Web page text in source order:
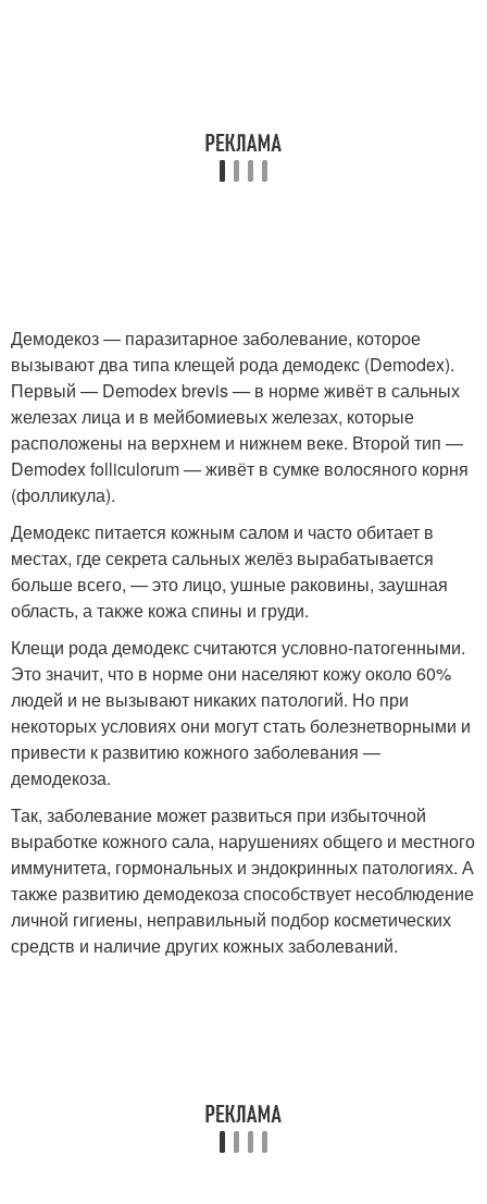
Демодекоз — паразитарное заболевание, которое
вызывают два типа клещей рода демодекс (Demodex).
Первый — Demodex brevis — в норме живёт в сальных
железах лица и в мейбомиевых железах, которые
расположены на верхнем и нижнем веке. Второй тип —
Demodex folliculorum — живёт в сумке волосяного корня
(фолликула).
Демодекс питается кожным салом и часто обитает в
местах, где секрета сальных желёз вырабатывается
больше всего, — это лицо, ушные раковины, заушная
область, а также кожа спины и груди.
Клещи рода демодекс считаются условно-патогенными.
Это значит, что в норме они населяют кожу около 60%
людей и не вызывают никаких патологий. Но при
некоторых условиях они могут стать болезнетворными и
привести к развитию кожного заболевания —
демодекоза.
Так, заболевание может развиться при избыточной
выработке кожного сала, нарушениях общего и местного
иммунитета, гормональных и эндокринных патологиях. А
также развитию демодекоза способствует несоблюдение
личной гигиены, неправильный подбор косметических
средств и наличие других кожных заболеваний.